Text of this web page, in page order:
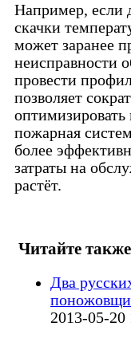
Например, если
скачки
может заранее
неисправности
провести
позволяет
оптимизировать
пожарная
более
затраты на
растёт.
Читайте также
Два
2013-05-20